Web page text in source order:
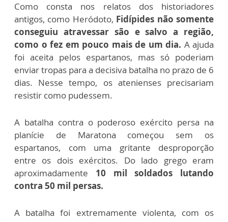
Como consta nos relatos dos historiadores
antigos, como Heródoto, Fidípides não somente
conseguiu atravessar são e salvo a região,
como o fez em pouco mais de um dia. A ajuda
foi aceita pelos espartanos, mas só poderiam
enviar tropas para a decisiva batalha no prazo de 6
dias. Nesse tempo, os atenienses precisariam
resistir como pudessem.
A batalha contra o poderoso exército persa na
planície de Maratona começou sem os
espartanos, com uma gritante desproporção
entre os dois exércitos. Do lado grego eram
aproximadamente 10 mil soldados lutando
contra 50 mil persas.
A batalha foi extremamente violenta, com os